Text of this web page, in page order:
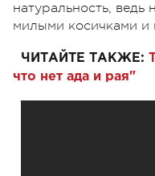
натуральность, ведь
милыми косичками и
ЧИТАЙТЕ ТАКЖЕ:
что нет ада и рая"